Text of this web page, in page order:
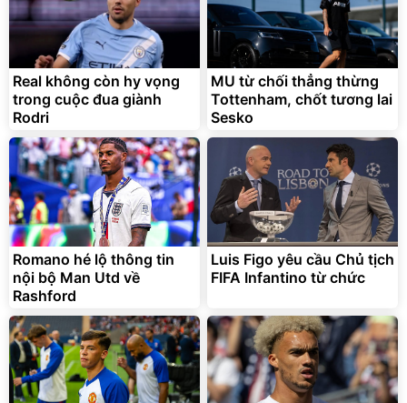
Real không còn hy vọng
trong cuộc đua giành
Rodri
MU từ chối thẳng thừng
Tottenham, chốt tương lai
Sesko
Romano hé lộ thông tin
nội bộ Man Utd về
Rashford
Luis Figo yêu cầu Chủ tịch
FIFA Infantino từ chức